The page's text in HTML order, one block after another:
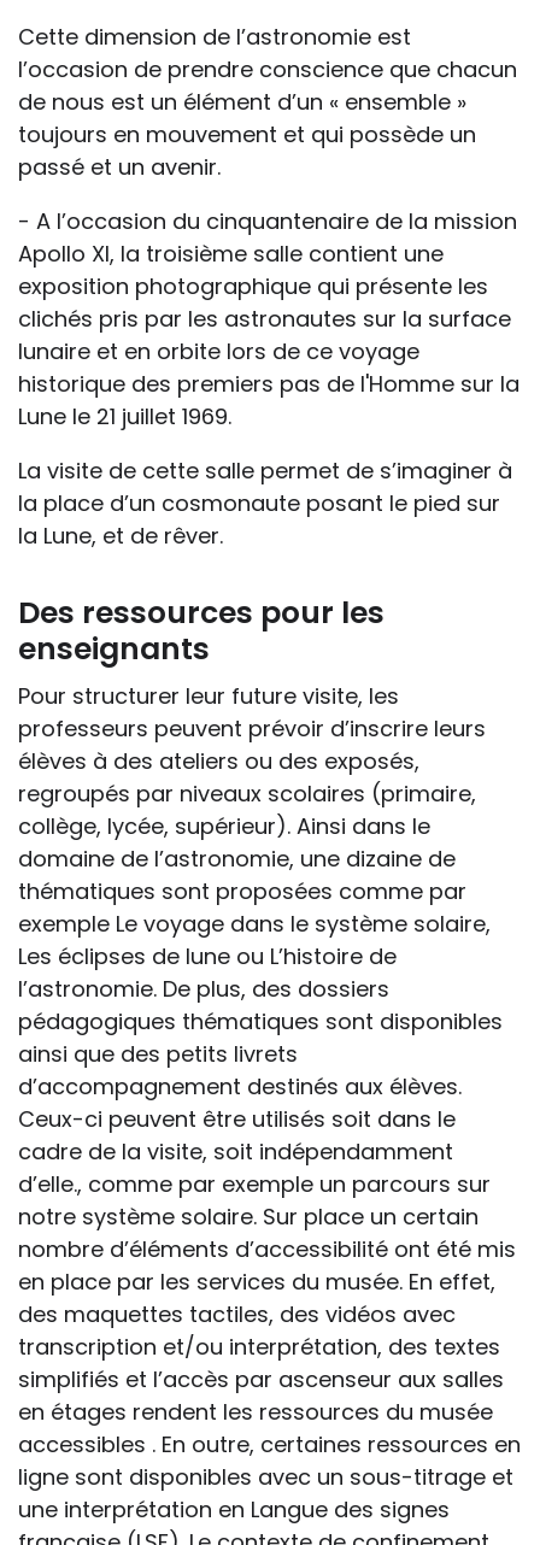
Cette dimension de l’astronomie est
l’occasion de prendre conscience que chacun
de nous est un élément d’un « ensemble »
toujours en mouvement et qui possède un
passé et un avenir.
- A l’occasion du cinquantenaire de la mission
Apollo XI, la troisième salle contient une
exposition photographique qui présente les
clichés pris par les astronautes sur la surface
lunaire et en orbite lors de ce voyage
historique des premiers pas de l'Homme sur la
Lune le 21 juillet 1969.
La visite de cette salle permet de s’imaginer à
la place d’un cosmonaute posant le pied sur
la Lune, et de rêver.
Des ressources pour les
enseignants
Pour structurer leur future visite, les
professeurs peuvent prévoir d’inscrire leurs
élèves à des ateliers ou des exposés,
regroupés par niveaux scolaires (primaire,
collège, lycée, supérieur). Ainsi dans le
domaine de l’astronomie, une dizaine de
thématiques sont proposées comme par
exemple Le voyage dans le système solaire,
Les éclipses de lune ou L’histoire de
l’astronomie. De plus, des dossiers
pédagogiques thématiques sont disponibles
ainsi que des petits livrets
d’accompagnement destinés aux élèves.
Ceux-ci peuvent être utilisés soit dans le
cadre de la visite, soit indépendamment
d’elle., comme par exemple un parcours sur
notre système solaire. Sur place un certain
nombre d’éléments d’accessibilité ont été mis
en place par les services du musée. En effet,
des maquettes tactiles, des vidéos avec
transcription et/ou interprétation, des textes
simplifiés et l’accès par ascenseur aux salles
en étages rendent les ressources du musée
accessibles . En outre, certaines ressources en
ligne sont disponibles avec un sous-titrage et
une interprétation en Langue des signes